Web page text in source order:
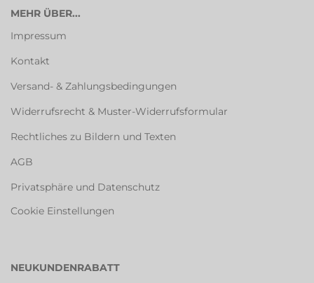
MEHR ÜBER...
Impressum
Kontakt
Versand- & Zahlungsbedingungen
Widerrufsrecht & Muster-Widerrufsformular
Rechtliches zu Bildern und Texten
AGB
Privatsphäre und Datenschutz
Cookie Einstellungen
NEUKUNDENRABATT